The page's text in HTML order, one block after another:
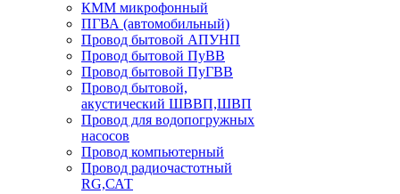
КММ микрофонный
ПГВА (автомобильный)
Провод бытовой АПУНП
Провод бытовой ПуВВ
Провод бытовой ПуГВВ
Провод бытовой,
акустический ШВВП,ШВП
Провод для водопогружных
насосов
Провод компьютерный
Провод радиочастотный
RG,САТ